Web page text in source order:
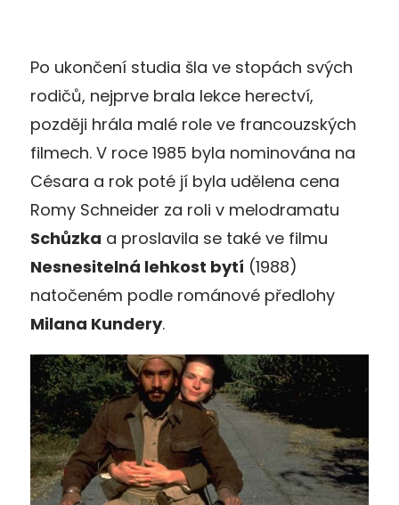
Po ukončení studia šla ve stopách svých
rodičů, nejprve brala lekce herectví,
později hrála malé role ve francouzských
filmech. V roce 1985 byla nominována na
Césara a rok poté jí byla udělena cena
Romy Schneider za roli v melodramatu
Schůzka a proslavila se také ve filmu
Nesnesitelná lehkost bytí (1988)
natočeném podle románové předlohy
Milana Kundery.